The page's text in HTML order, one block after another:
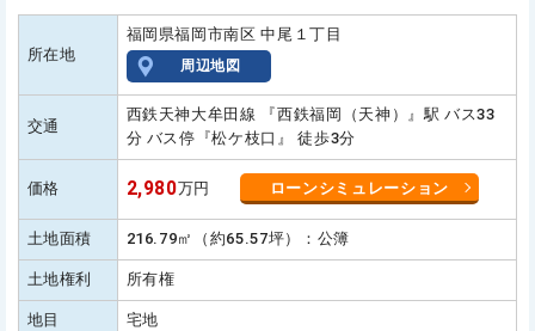
所在地
福岡県福岡市南区 中尾１丁目
周辺地図
交通
西鉄天神大牟田線 『西鉄福岡（天神）』駅 バス33
分 バス停『松ケ枝口』 徒歩3分
価格 2,980万円 ローンシミュレーション
土地面積 216.79㎡（約65.57坪）：公簿
土地権利 所有権
地目 宅地